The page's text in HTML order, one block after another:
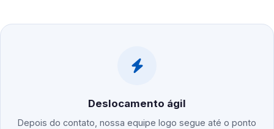
Deslocamento ágil
Depois do contato, nossa equipe logo segue até o ponto